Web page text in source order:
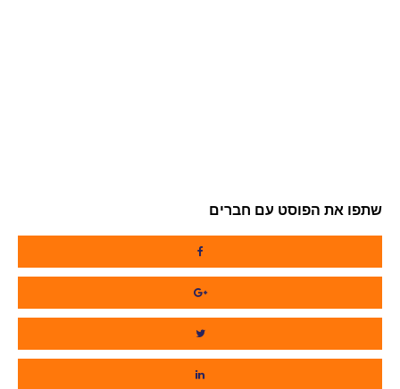
שתפו את הפוסט עם חברים